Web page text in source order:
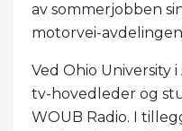
av sommerjobben
motorvei-
Ved Ohio University
tv-hovedleder og
WOUB Radio. I